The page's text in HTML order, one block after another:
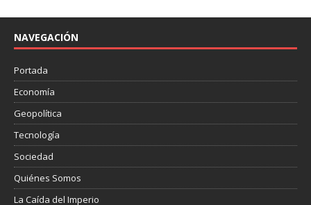
NAVEGACIÓN
Portada
Economía
Geopolítica
Tecnología
Sociedad
Quiénes Somos
La Caída del Imperio